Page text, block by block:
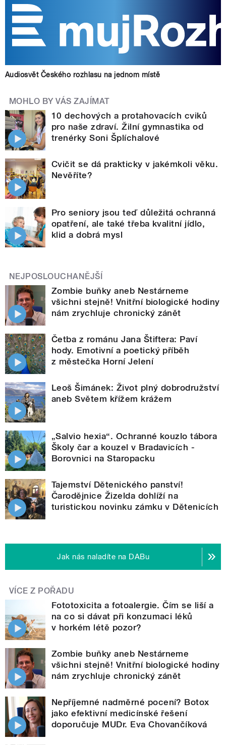
Audiosvět Českého rozhlasu na jednom místě
MOHLO BY VÁS ZAJÍMAT
10 dechových a protahovacích cviků
pro naše zdraví. Žilní gymnastika od
trenérky Soni Šplíchalové
Cvičit se dá prakticky v jakémkoli věku.
Nevěříte?
Pro seniory jsou teď důležitá ochranná
opatření, ale také třeba kvalitní jídlo,
klid a dobrá mysl
NEJPOSLOUCHANĚJŠÍ
Zombie buňky aneb Nestárneme
všichni stejně! Vnitřní biologické hodiny
nám zrychluje chronický zánět
Četba z románu Jana Štiftera: Paví
hody. Emotivní a poetický příběh
z městečka Horní Jelení
Leoš Šimánek: Život plný dobrodružství
aneb Světem křížem krážem
„Salvio hexia“. Ochranné kouzlo tábora
Školy čar a kouzel v Bradavicích -
Borovnici na Staropacku
Tajemství Dětenického panství!
Čarodějnice Žizelda dohlíží na
turistickou novinku zámku v Dětenicích
Jak nás naladíte na DABu
VÍCE Z POŘADU
Fototoxicita a fotoalergie. Čím se liší a
na co si dávat při konzumaci léků
v horkém létě pozor?
Zombie buňky aneb Nestárneme
všichni stejně! Vnitřní biologické hodiny
nám zrychluje chronický zánět
Nepříjemné nadměrné pocení? Botox
jako efektivní medicínské řešení
doporučuje MUDr. Eva Chovančíková